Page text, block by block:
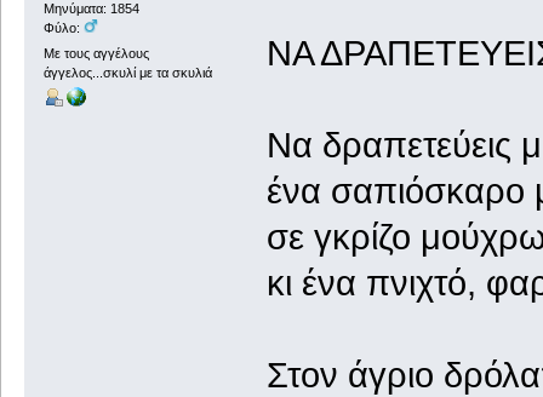
Μηνύματα: 1854
Φύλο:
Με τους αγγέλους
άγγελος...σκυλί με τα σκυλιά
ΝΑ
Να δραπετεύεις
ένα σαπιόσκαρο
σε γκρίζο
κι ένα πνιχτό,
Στον άγριο